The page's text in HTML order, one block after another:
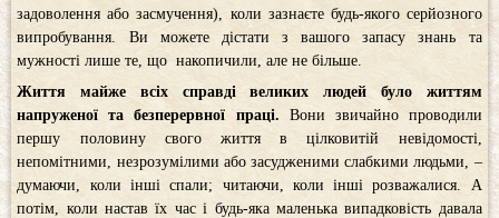
задоволення або засмучення), коли зазнаєте будь-якого серйозного
випробування. Ви можете дістати з вашого запасу знань та
мужності лише те, що накопичили, але не більше.
Життя майже всіх справді великих людей було життям
напруженої та безперервної праці. Вони звичайно проводили
першу половину свого життя в цілковитій невідомості,
непомітними, незрозумілими або засудженими слабкими людьми, –
думаючи, коли інші спали; читаючи, коли інші розважалися. А
потім, коли настав їх час і будь-яка маленька випадковість давала